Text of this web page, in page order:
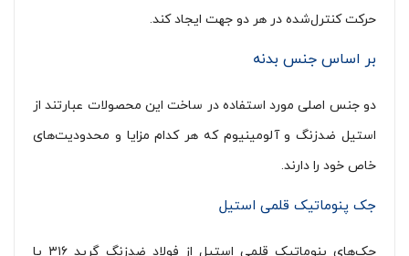
حرکت کنترل‌شده در هر دو جهت ایجاد کند.
بر اساس جنس بدنه
دو جنس اصلی مورد استفاده در ساخت این محصولات عبارتند از
استیل ضدزنگ و آلومینیوم که هر کدام مزایا و محدودیت‌های
خاص خود را دارند.
جک پنوماتیک قلمی استیل
جک‌های پنوماتیک قلمی استیل از فولاد ضدزنگ گرید ۳۱۶ یا